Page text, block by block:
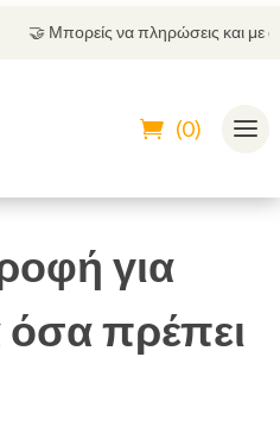
πληρώσεις και με αντικαταβολή
(0)
για
πρέπει